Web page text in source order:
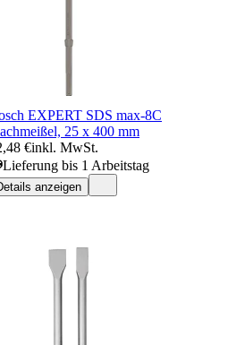
EXPERT SDS max-8C
25 x 400 mm
€inkl. MwSt.
Lieferung bis 1 Arbeitstag
anzeigen